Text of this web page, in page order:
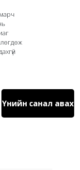
Үнийн санал авах